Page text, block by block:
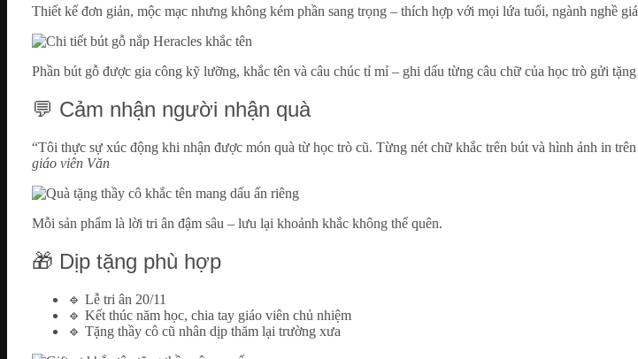
Thiết kế đơn giản, mộc mạc nhưng không kém phần sang trọng – thích hợp với mọi lứa tuổi, ngành nghề
Phần bút gỗ được gia công kỹ lưỡng, khắc tên và câu chúc tỉ mỉ – ghi dấu từng câu chữ của học trò gửi
💬 Cảm nhận người nhận quà
“Tôi thực sự xúc động khi nhận được món quà từ học trò cũ. Từng nét chữ khắc trên bút và hình ảnh in
giáo viên Văn
Mỗi sản phẩm là lời tri ân đậm sâu – lưu lại khoảnh khắc không thể quên.
🎁 Dịp tặng phù hợp
🔹 Lễ tri ân 20/11
🔹 Kết thúc năm học, chia tay giáo viên chủ nhiệm
🔹 Tặng thầy cô cũ nhân dịp thăm lại trường xưa